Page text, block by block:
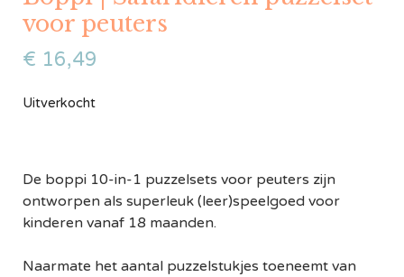
voor peuters
€ 16,49
Uitverkocht
De boppi 10-in-1 puzzelsets voor peuters zijn
ontworpen als superleuk (leer)speelgoed voor
kinderen vanaf 18 maanden.
Naarmate het aantal puzzelstukjes toeneemt van